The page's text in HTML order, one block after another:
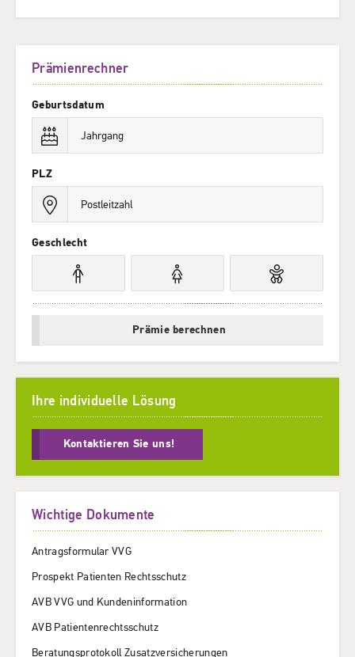
Prämienrechner
Geburtsdatum
PLZ
Geschlecht
Prämie berechnen
Ihre individuelle Lösung
Kontaktieren Sie uns!
Wichtige Dokumente
Antragsformular VVG
Prospekt Patienten Rechtsschutz
AVB VVG und Kundeninformation
AVB Patientenrechtsschutz
Beratungsprotokoll Zusatzversicherungen